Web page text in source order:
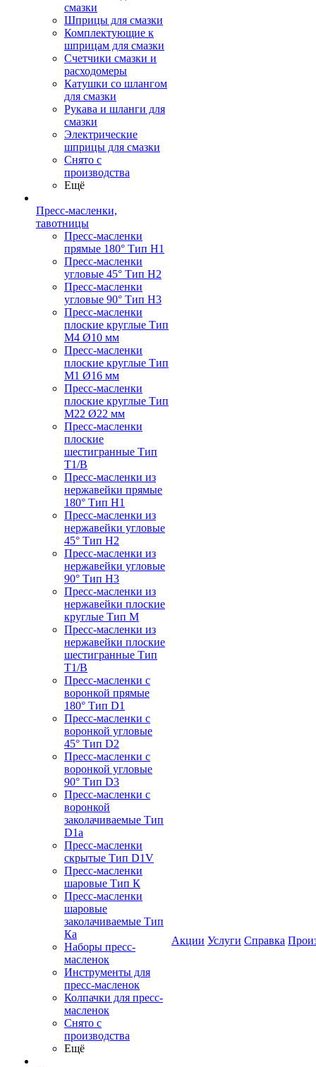
смазки
Шприцы для смазки
Комплектующие к
шприцам для смазки
Счетчики смазки и
расходомеры
Катушки со шлангом
для смазки
Рукава и шланги для
смазки
Электрические
шприцы для смазки
Снято с
производства
Ещё
Пресс-масленки,
тавотницы
Пресс-масленки
прямые 180° Тип H1
Пресс-масленки
угловые 45° Тип H2
Пресс-масленки
угловые 90° Тип H3
Пресс-масленки
плоские круглые Тип
M4 Ø10 мм
Пресс-масленки
плоские круглые Тип
M1 Ø16 мм
Пресс-масленки
плоские круглые Тип
M22 Ø22 мм
Пресс-масленки
плоские
шестигранные Тип
T1/B
Пресс-масленки из
нержавейки прямые
180° Тип H1
Пресс-масленки из
нержавейки угловые
45° Тип H2
Пресс-масленки из
нержавейки угловые
90° Тип H3
Пресс-масленки из
нержавейки плоские
круглые Тип M
Пресс-масленки из
нержавейки плоские
шестигранные Тип
T1/B
Пресс-масленки с
воронкой прямые
180° Тип D1
Пресс-масленки с
воронкой угловые
45° Тип D2
Пресс-масленки с
воронкой угловые
90° Тип D3
Пресс-масленки с
воронкой
заколачиваемые Тип
D1a
Пресс-масленки
скрытые Тип D1V
Пресс-масленки
шаровые Тип К
Пресс-масленки
шаровые
заколачиваемые Тип
Кa
Наборы пресс-
масленок
Инструменты для
пресс-масленок
Колпачки для пресс-
масленок
Снято с
производства
Ещё
Акции Услуги Справка